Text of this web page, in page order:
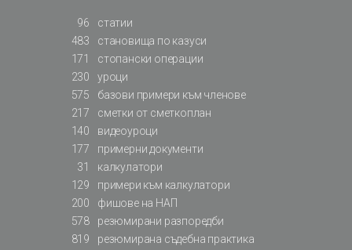
96
статии
483
становища по казуси
171
стопански операции
230
уроци
575
базови примери към членове
217
сметки от сметкоплан
140
видеоуроци
177
примерни документи
31
калкулатори
129
примери към калкулатори
200
фишове на НАП
578
резюмирани разпоредби
819
резюмирана съдебна практика